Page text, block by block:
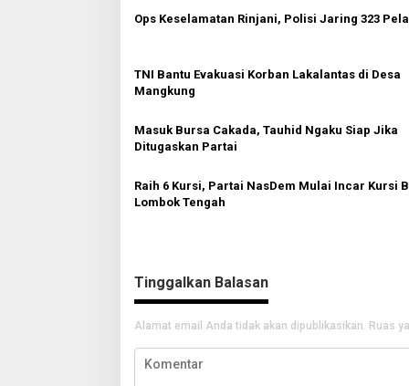
i
o
Ops Keselamatan Rinjani, Polisi Jaring 323
TNI Bantu Evakuasi Korban Lakalantas di Desa
Mangkung
Masuk Bursa Cakada, Tauhid Ngaku Siap Jika
Ditugaskan Partai
Raih 6 Kursi, Partai NasDem Mulai Incar Kursi
Lombok Tengah
Tinggalkan Balasan
Alamat email Anda tidak akan dipublikasikan. Ruas